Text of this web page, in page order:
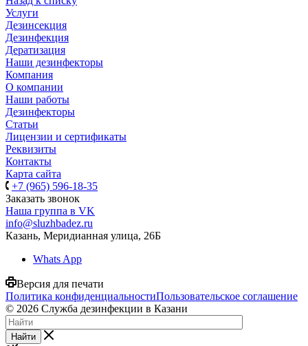
Услуги
Дезинсекция
Дезинфекция
Дератизация
Наши дезинфекторы
Компания
О компании
Наши работы
Дезинфекторы
Статьи
Лицензии и сертификаты
Реквизиты
Контакты
Карта сайта
+7 (965) 596-18-35
Заказать звонок
Наша группа в VK
info@sluzhbadez.ru
Казань, Меридианная улица, 26Б
Whats App
Версия для печати
Политика конфиденциальностиПользовательское соглашение
© 2026 Служба дезинфекции в Казани
Найти